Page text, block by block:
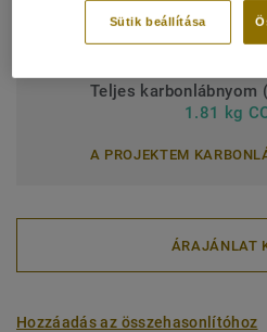
Tekercs (1 ref.) Lap
Teljes karbonlábnyom
1.81 kg
A PROJEKTEM
ÁRAJÁNLAT
Hozzáadás az összehasonlítóhoz
Sütik beállítása